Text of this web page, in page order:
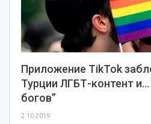
Приложение TikTok
Турции ЛГБТ-контент
богов”
2.10.2019